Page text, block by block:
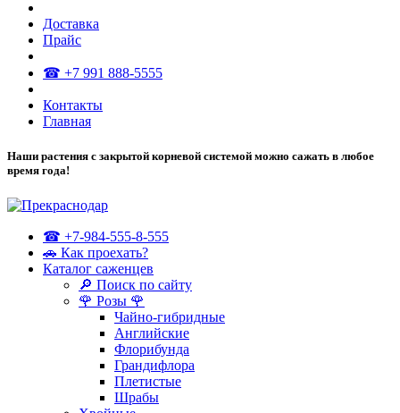
Доставка
Прайс
☎ +7 991 888-5555
Контакты
Главная
Наши растения с закрытой корневой системой можно сажать в любое
время года!
☎ +7-984-555-8-555
🚗 Как проехать?
Каталог саженцев
🔎 Поиск по сайту
🌹 Розы 🌹
Чайно-гибридные
Английские
Флорибунда
Грандифлора
Плетистые
Шрабы